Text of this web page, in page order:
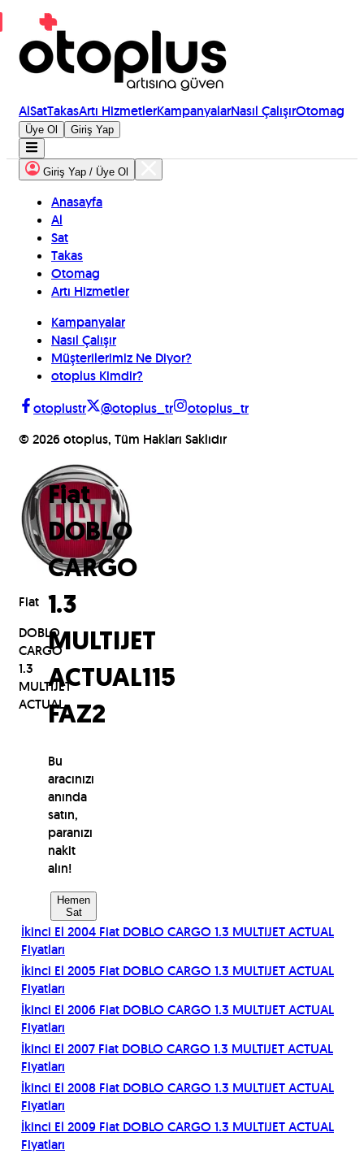
AlSatTakasArtı HizmetlerKampanyalarNasıl ÇalışırOtomag
Üye Ol Giriş Yap
Giriş Yap / Üye Ol
Anasayfa
Al
Sat
Takas
Otomag
Artı Hizmetler
Kampanyalar
Nasıl Çalışır
Müşterilerimiz Ne Diyor?
otoplus Kimdir?
otoplustr
@otoplus_tr
otoplus_tr
© 2026 otoplus, Tüm Hakları Saklıdır
Fiat
DOBLO
CARGO
1.3
MULTIJET
ACTUAL
Fiat
DOBLO
CARGO
1.3
MULTIJET
ACTUAL115
FAZ2
Bu
aracınızı
anında
satın,
paranızı
nakit
alın!
Hemen
Sat
İkinci El 2004 Fiat DOBLO CARGO 1.3 MULTIJET ACTUAL
Fiyatları
İkinci El 2005 Fiat DOBLO CARGO 1.3 MULTIJET ACTUAL
Fiyatları
İkinci El 2006 Fiat DOBLO CARGO 1.3 MULTIJET ACTUAL
Fiyatları
İkinci El 2007 Fiat DOBLO CARGO 1.3 MULTIJET ACTUAL
Fiyatları
İkinci El 2008 Fiat DOBLO CARGO 1.3 MULTIJET ACTUAL
Fiyatları
İkinci El 2009 Fiat DOBLO CARGO 1.3 MULTIJET ACTUAL
Fiyatları